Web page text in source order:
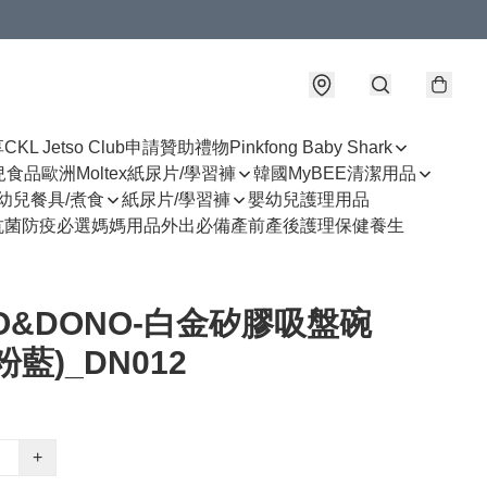
CKL Jetso Club申請贊助禮物Pinkfong Baby Shark
食品歐洲Moltex紙尿片/學習褲
韓國MyBEE清潔用品
兒餐具/煮食 紙尿片/學習褲
嬰幼兒護理用品
菌防疫必選媽媽用品外出必備產前產後護理保健養生
白金矽膠吸盤碗
藍)_DN012
+